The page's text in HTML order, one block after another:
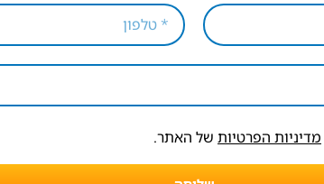
מדיניות הפרטיות של האתר.